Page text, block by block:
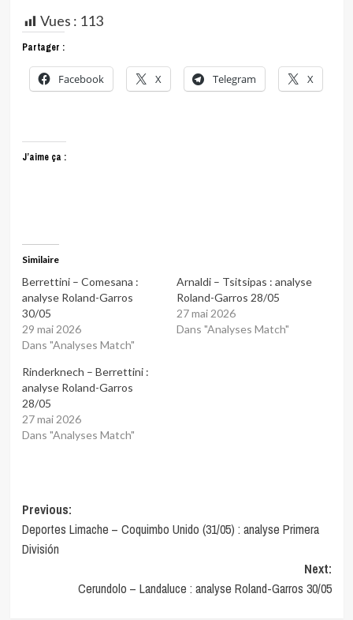
Vues : 113
Partager :
Facebook X Telegram X
J’aime ça :
Similaire
Berrettini – Comesana :
analyse Roland-Garros
30/05
29 mai 2026
Dans "Analyses Match"
Arnaldi – Tsitsipas : analyse
Roland-Garros 28/05
27 mai 2026
Dans "Analyses Match"
Rinderknech – Berrettini :
analyse Roland-Garros
28/05
27 mai 2026
Dans "Analyses Match"
Post
navigation
Previous:
Deportes Limache – Coquimbo Unido (31/05) : analyse Primera
División
Next:
Cerundolo – Landaluce : analyse Roland-Garros 30/05